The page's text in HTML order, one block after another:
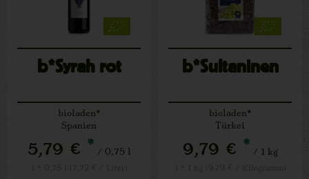
b*Syrah rot
bioladen*
Spanien
5,79 € * / 0,75 l
b*Sultaninen
bioladen*
Türkei
9,79 € * / 1 kg